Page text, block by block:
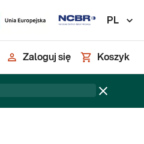
PL
Zaloguj się Koszyk